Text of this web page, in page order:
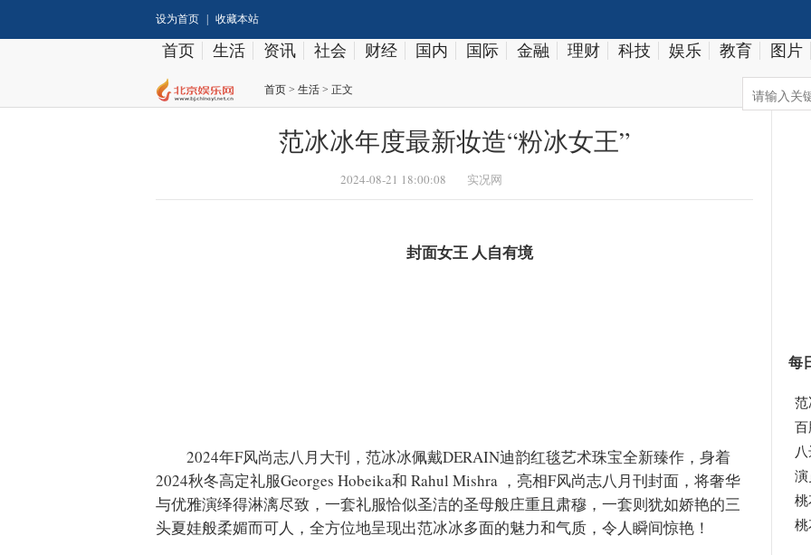
设为首页 收藏本站
首页 生活 资讯 社会 财经 国内 国际 金融 理财 科技 娱乐 教育 图片
首页 > 生活 > 正文
范冰冰年度最新妆造“粉冰女王”
2024-08-21 18:00:08 实况网
封面女王 人自有境
2024年F风尚志八月大刊，范冰冰佩戴DERAIN迪韵红毯艺术珠宝全新臻作，身着
2024秋冬高定礼服Georges Hobeika和 Rahul Mishra ，亮相F风尚志八月刊封面，将奢华
与优雅演绎得淋漓尽致，一套礼服恰似圣洁的圣母般庄重且肃穆，一套则犹如娇艳的三
头夏娃般柔媚而可人，全方位地呈现出范冰冰多面的魅力和气质，令人瞬间惊艳！
每
演